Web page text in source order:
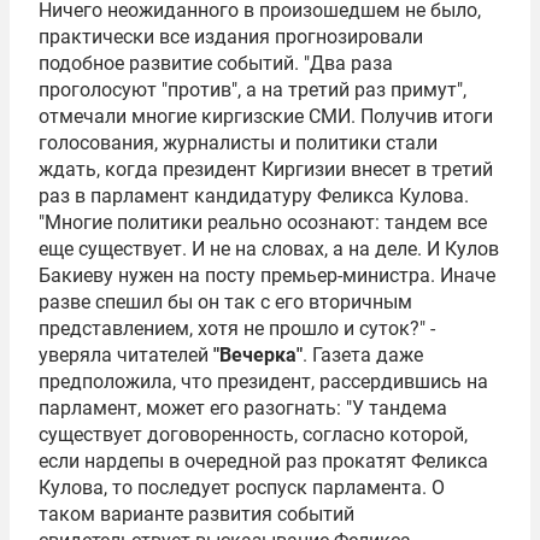
Ничего неожиданного в произошедшем не было,
практически все издания прогнозировали
подобное развитие событий. "Два раза
проголосуют "против", а на третий раз примут",
отмечали многие киргизские СМИ. Получив итоги
голосования, журналисты и политики стали
ждать, когда президент Киргизии внесет в третий
раз в парламент кандидатуру Феликса Кулова.
"Многие политики реально осознают: тандем все
еще существует. И не на словах, а на деле. И Кулов
Бакиеву нужен на посту премьер-министра. Иначе
разве спешил бы он так с его вторичным
представлением, хотя не прошло и суток?" -
уверяла читателей "Вечерка". Газета даже
предположила, что президент, рассердившись на
парламент, может его разогнать: "У тандема
существует договоренность, согласно которой,
если нардепы в очередной раз прокатят Феликса
Кулова, то последует роспуск парламента. О
таком варианте развития событий